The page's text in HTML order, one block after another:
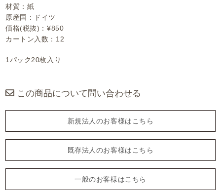
材質：紙
原産国：ドイツ
価格(税抜)：¥850
カートン入数：12
1パック20枚入り
この商品について問い合わせる
新規法人のお客様はこちら
既存法人のお客様はこちら
一般のお客様はこちら